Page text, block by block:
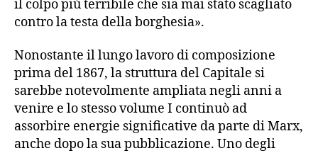
il colpo più terribile che sia mai stato scagliato
contro la testa della borghesia».
Nonostante il lungo lavoro di composizione
prima del 1867, la struttura del Capitale si
sarebbe notevolmente ampliata negli anni a
venire e lo stesso volume I continuò ad
assorbire energie significative da parte di Marx,
anche dopo la sua pubblicazione. Uno degli